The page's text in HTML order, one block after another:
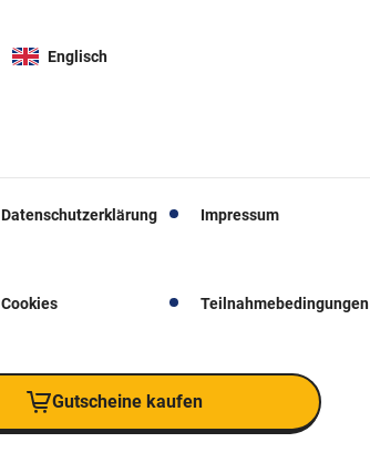
Englisch
Datenschutzerklärung Impressum
Cookies Teilnahmebedingungen
Gutscheine kaufen